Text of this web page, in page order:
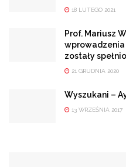
18 LUTEGO 2021
Prof. Mariusz
wprowadzenia
zostały
21 GRUDNIA 2020
Wyszukani –
13 WRZEŚNIA 2017